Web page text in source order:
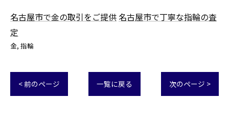
名古屋市で金の取引をご提供 名古屋市で丁寧な指輪の査
定
金 指輪
< 前のページ 一覧に戻る 次のページ >